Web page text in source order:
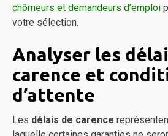
chômeurs et demandeurs d’emploi
votre sélection.
Analyser les
carence et
d’attente
Les délais de carence